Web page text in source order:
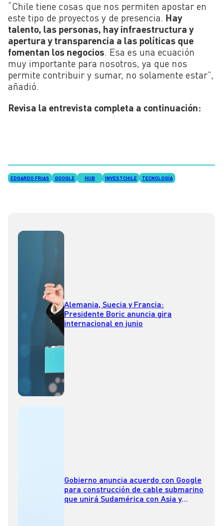
“Chile tiene cosas que nos permiten apostar en
este tipo de proyectos y de presencia. Hay
talento, las personas, hay infraestructura y
apertura y transparencia a las políticas que
fomentan los negocios. Esa es una ecuación
muy importante para nosotros, ya que nos
permite contribuir y sumar, no solamente estar”,
añadió.
Revisa la entrevista completa a continuación:
EDGARDO FRIAS GOOGLE HUB INVESTCHILE TECNOLOGÍA
Alemania, Suecia y Francia:
Presidente Boric anuncia gira
internacional en junio
Gobierno anuncia acuerdo con Google
para construcción de cable submarino
que unirá Sudamérica con Asia y